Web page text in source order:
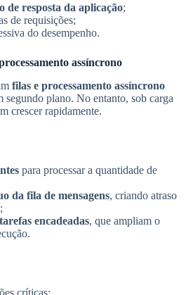
de resposta da aplicação;
de requisições;
do desempenho.
assíncrono
filas e processamento assíncrono
segundo plano. No entanto, sob carga
crescer rapidamente.
para processar a quantidade de
da fila de mensagens, criando atraso
encadeadas, que ampliam o
críticas;